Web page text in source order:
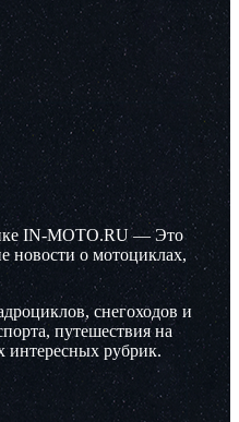
IN-MOTO.RU — Это
новости о мотоциклах,
снегоходов и
путешествия на
интересных рубрик.